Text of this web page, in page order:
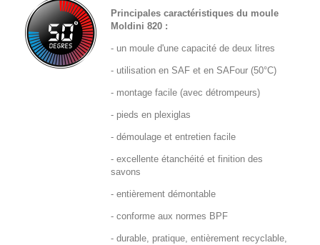
Principales caractéristiques du moule
Moldini 820 :
- un moule d'une capacité de deux litres
- utilisation en SAF et en SAFour (50°C)
- montage facile (avec détrompeurs)
- pieds en plexiglas
- démoulage et entretien facile
- excellente étanchéité et finition des
savons
- entièrement démontable
- conforme aux normes BPF
- durable, pratique, entièrement recyclable,